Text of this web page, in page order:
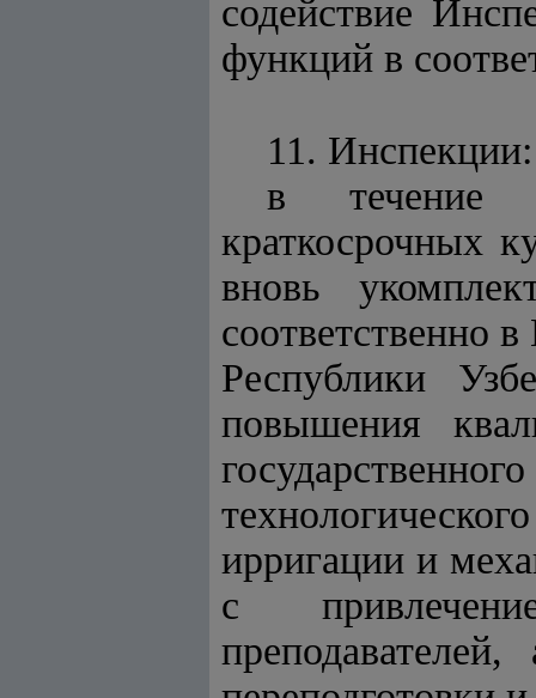
содействие
функций в
11. Инспекции:
в течение
краткосрочных
вновь
соответственно
Республики
повышения
ирригации и
с